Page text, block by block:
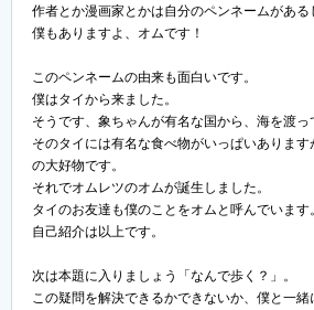
作者とか漫画家とかは自分のペンネームがある
僕もありますよ、オムです！
このペンネームの由来も面白いです。
僕はタイから来ました。
そうです、象ちゃんが有名な国から、海を渡っ
そのタイには有名な食べ物がいっぱいありま
の大好物です。
それでオムレツのオムが誕生しました。
タイのお友達も僕のことをオムと呼んでいます
自己紹介は以上です。
次は本題に入りましょう「なんで歩く？」。
この疑問を解決できるかできないか、僕と一緒